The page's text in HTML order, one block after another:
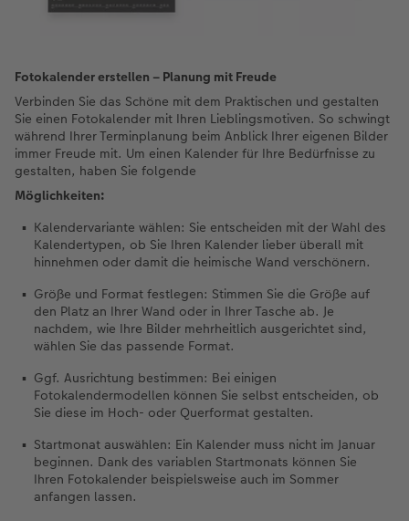
Fotokalender erstellen – Planung mit Freude
Verbinden Sie das Schöne mit dem Praktischen und gestalten
Sie einen Fotokalender mit Ihren Lieblingsmotiven. So schwingt
während Ihrer Terminplanung beim Anblick Ihrer eigenen Bilder
immer Freude mit. Um einen Kalender für Ihre Bedürfnisse zu
gestalten, haben Sie folgende
Möglichkeiten:
Kalendervariante wählen: Sie entscheiden mit der Wahl des
Kalendertypen, ob Sie Ihren Kalender lieber überall mit
hinnehmen oder damit die heimische Wand verschönern.
Größe und Format festlegen: Stimmen Sie die Größe auf
den Platz an Ihrer Wand oder in Ihrer Tasche ab. Je
nachdem, wie Ihre Bilder mehrheitlich ausgerichtet sind,
wählen Sie das passende Format.
Ggf. Ausrichtung bestimmen: Bei einigen
Fotokalendermodellen können Sie selbst entscheiden, ob
Sie diese im Hoch- oder Querformat gestalten.
Startmonat auswählen: Ein Kalender muss nicht im Januar
beginnen. Dank des variablen Startmonats können Sie
Ihren Fotokalender beispielsweise auch im Sommer
anfangen lassen.